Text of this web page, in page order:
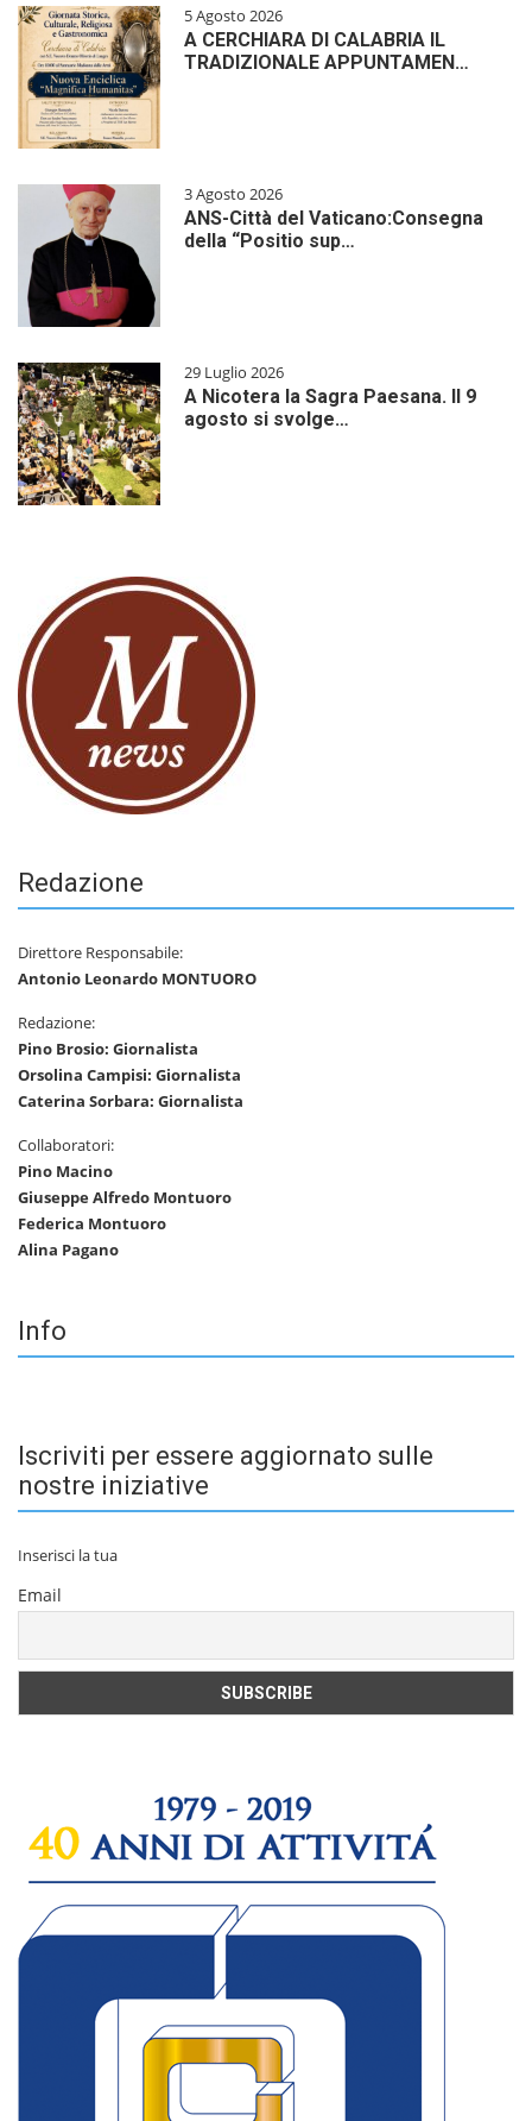
5 Agosto 2026
A CERCHIARA DI CALABRIA IL
TRADIZIONALE APPUNTAMEN…
3 Agosto 2026
ANS-Città del Vaticano:Consegna
della “Positio sup…
29 Luglio 2026
A Nicotera la Sagra Paesana. Il 9
agosto si svolge…
Redazione
Direttore Responsabile:
Antonio Leonardo MONTUORO
Redazione:
Pino Brosio: Giornalista
Orsolina Campisi: Giornalista
Caterina Sorbara: Giornalista
Collaboratori:
Pino Macino
Giuseppe Alfredo Montuoro
Federica Montuoro
Alina Pagano
Info
Iscriviti per essere aggiornato sulle
nostre iniziative
Inserisci la tua
Email